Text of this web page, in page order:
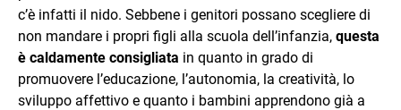
c’è infatti il nido. Sebbene i genitori possano scegliere di
non mandare i propri figli alla scuola dell’infanzia, questa
è caldamente consigliata in quanto in grado di
promuovere l’educazione, l’autonomia, la creatività, lo
sviluppo affettivo e quanto i bambini apprendono già a